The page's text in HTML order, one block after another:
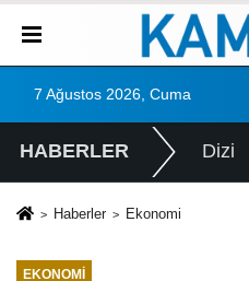
7 Ağustos 2026, Cuma
HABERLER Dizi
Haberler Ekonomi
EKONOMI